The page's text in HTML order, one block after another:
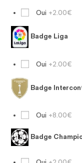
Oui +2.00€
Badge Liga
Oui +2.00€
Badge
Oui +8.00€
Badge